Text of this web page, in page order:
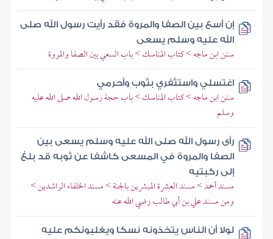
إن أسع بين الصفا والمروة فقد رأيت رسول الله صلى
الله عليه وسلم يسعى
سنن ابن ماجه > كتاب المناسك > باب السعي بين الصفا والمروة
اغتسلي واستثفري بثوب وأحرمي
سنن ابن ماجه > كتاب المناسك > باب حجة رسول الله صلى الله عليه
وسلم
رأى رسول الله صلى الله عليه وسلم يسعى بين
الصفا والمروة في المسعى كاشفا عن ثوبه قد بلغ
إلى ركبتيه
مسند أحمد > مسند العشرة المبشرين بالجنة > مسند الخلفاء الراشدين >
ومن مسند علي بن أبي طالب رضي الله عنه
لولا أن الناس يتخذونه نسكا ويغلبونكم عليه